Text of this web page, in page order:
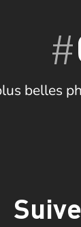
#
belles